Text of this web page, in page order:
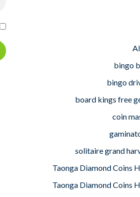
bingo
bingo
board kings free
coin
solitaire grand
Taonga Diamond Coins
Taonga Diamond Coins